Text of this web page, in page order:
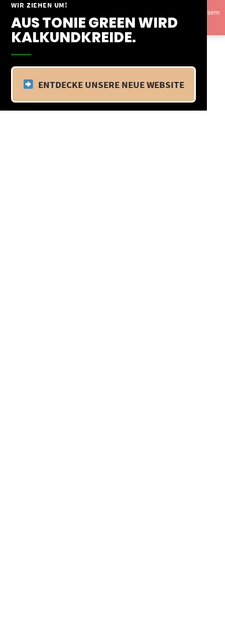
WIR ZIEHEN UM!
AUS TONIE GREEN WIRD
KALKUNDKREIDE.
ENTDECKE UNSERE NEUE WEBSITE
Springe
Inhalt
Vom 09.04.25 - 20.04.25 befinden wir uns im Betriebsurlaub. In diesem
Zeitraum findet kein Versand statt.Ausblenden